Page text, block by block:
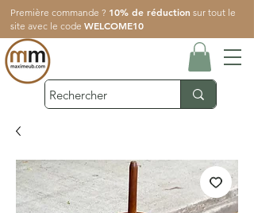
Première commande ? 10% de réduction sur tout le
site avec le code WELCOME10